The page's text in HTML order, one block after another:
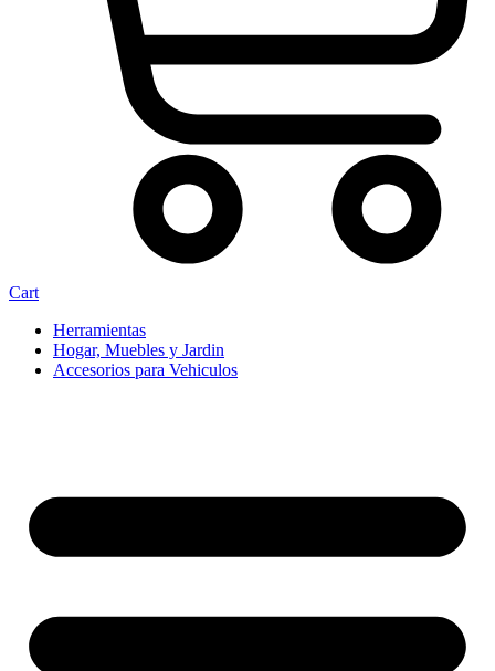
Cart
Herramientas
Hogar, Muebles y Jardin
Accesorios para Vehiculos